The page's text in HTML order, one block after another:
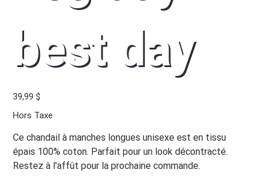
best day
Prix
39,99 $
Hors Taxe
Cechandail à manches longues unisexe est en tissu
épais 100% coton. Parfait pour un look décontracté.
Restez à l'affût pour la prochaine commande.